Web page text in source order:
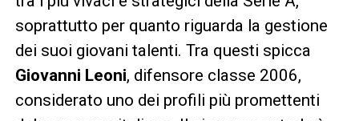
soprattutto per quanto riguarda la gestione
dei suoi giovani talenti. Tra questi spicca
Giovanni Leoni, difensore classe 2006,
considerato uno dei profili più promettenti